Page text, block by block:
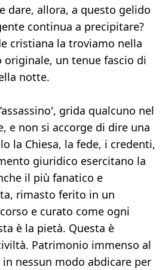
dare, allora, a questo gelido
continua a precipitare?
cristiana la troviamo nella
un tenue fascio di
notte.
grida qualcuno nel
e non si accorge di dire una
la Chiesa, la fede, i credenti,
giuridico esercitano la
il più fanatico e
rimasto ferito in un
e curato come ogni
è la pietà. Questa è
Patrimonio immenso al
nessun modo abdicare per